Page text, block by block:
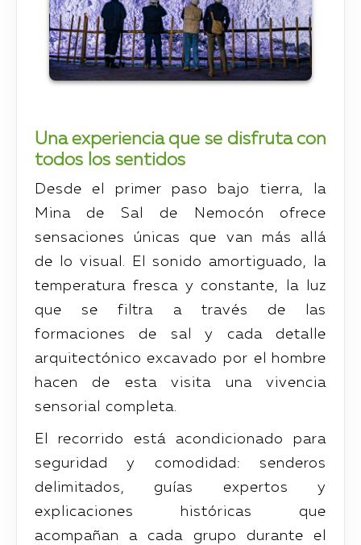
Una experiencia que se disfruta con
todos los sentidos
Desde el primer paso bajo tierra, la
Mina de Sal de Nemocón ofrece
sensaciones únicas que van más allá
de lo visual. El sonido amortiguado, la
temperatura fresca y constante, la luz
que se filtra a través de las
formaciones de sal y cada detalle
arquitectónico excavado por el hombre
hacen de esta visita una vivencia
sensorial completa.
El recorrido está acondicionado para
seguridad y comodidad: senderos
delimitados, guías expertos y
explicaciones históricas que
acompañan a cada grupo durante el